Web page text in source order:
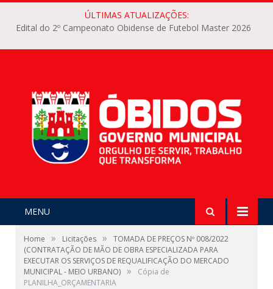
ÚLTIMAS ATUALIZAÇÕES:
Edital do 2º Campeonato Obidense de Futebol Master 2026
MENU
Home » Licitações »
TOMADA DE PREÇOS Nº 008/2022
(CONTRATAÇÃO DE MÃO DE OBRA ESPECIALIZADA PARA
EXECUTAR OS SERVIÇOS DE REQUALIFICAÇÃO DO MERCADO
MUNICIPAL - MEIO URBANO) »
Cópia de
PLANILHA_ORÇAMENTARIA